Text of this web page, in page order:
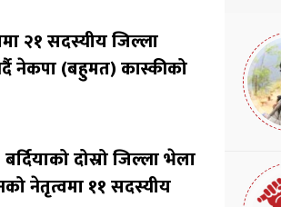
२१ सदस्यीय जिल्ला
नेकपा (बहुमत) कास्कीको
दोस्रो जिल्ला भेला
नेतृत्वमा ११ सदस्यीय